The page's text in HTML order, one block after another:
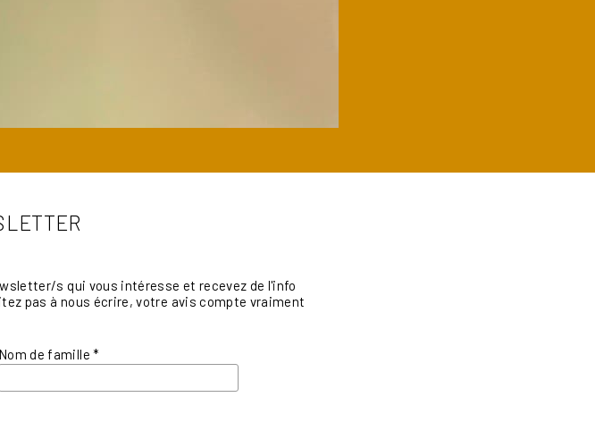
s qui vous intéresse et recevez de l'info
pas à nous écrire, votre avis compte vraiment
Nom de famille*